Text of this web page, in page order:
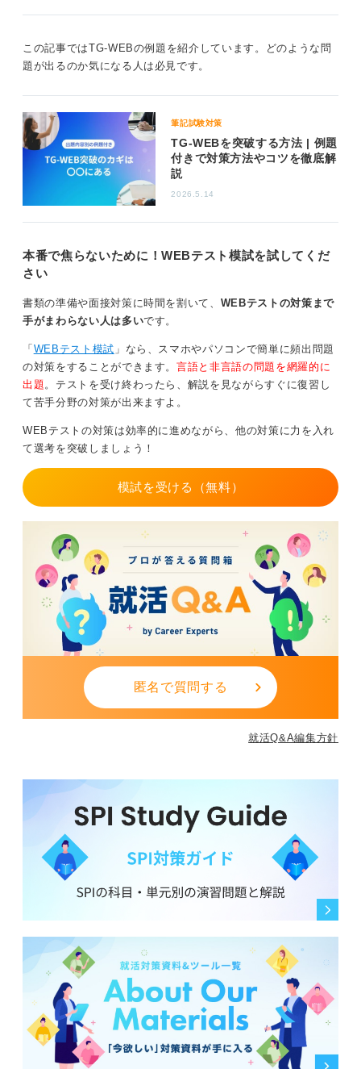
よう、実践的な演習を通して形式に慣れておくことが重
要です。
ねましょう。TG-WEBの55分テストは、知識だけでな
く、時間管理能力、ストレス耐性、そして集中力といっ
た総合的な能力が試される場となります。
この記事ではTG-WEBの例題を紹介しています。どのような問
題が出るのか気になる人は必見です。
筆記試験対策
TG-WEBを突破する方法 | 例題
付きで対策方法やコツを徹底解
説
2026.5.14
本番で焦らないために！WEBテスト模試を試してくだ
さい
書類の準備や面接対策に時間を割いて、 WEBテストの対策まで
手がまわらない人は多いです。
「 WEBテスト模試 」なら、スマホやパソコンで簡単に頻出問題
の対策をすることができます。言語と非言語の問題を網羅的に
出題 。テストを受け終わったら、解説を見ながらすぐに復習し
て苦手分野の対策が出来ますよ。
WEBテストの対策は効率的に進めながら、他の対策に力を入れ
て選考を突破しましょう！
模試を受ける（無料）
匿名で質問する
就活Q&A編集方針